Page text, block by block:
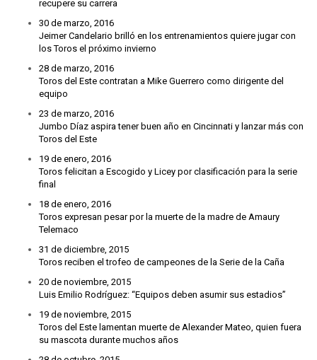
recupere su carrera
30 de marzo, 2016
Jeimer Candelario brilló en los entrenamientos quiere jugar con
los Toros el próximo invierno
28 de marzo, 2016
Toros del Este contratan a Mike Guerrero como dirigente del
equipo
23 de marzo, 2016
Jumbo Díaz aspira tener buen año en Cincinnati y lanzar más con
Toros del Este
19 de enero, 2016
Toros felicitan a Escogido y Licey por clasificación para la serie
final
18 de enero, 2016
Toros expresan pesar por la muerte de la madre de Amaury
Telemaco
31 de diciembre, 2015
Toros reciben el trofeo de campeones de la Serie de la Caña
20 de noviembre, 2015
Luis Emilio Rodríguez: “Equipos deben asumir sus estadios”
19 de noviembre, 2015
Toros del Este lamentan muerte de Alexander Mateo, quien fuera
su mascota durante muchos años